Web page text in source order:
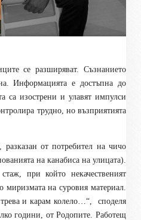
се разширяват. Съзнанието
Информацията е достъпна до
са изострени и улавят импулси
трудно, но възприятията
от потребител на чичо
на канабиса на улицата).
при който некачественият
на суровия материал.
и карам колело…“,
споделя
години, от Родопите. Работещ